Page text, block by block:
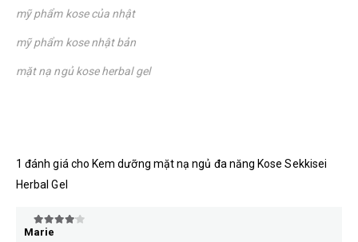
mỹ phẩm kose của nhật
mỹ phẩm kose nhật bản
mặt nạ ngủ kose herbal gel
1 đánh giá cho Kem dưỡng mặt nạ ngủ đa năng Kose Sekkisei
Herbal Gel
4trên 5
Marie